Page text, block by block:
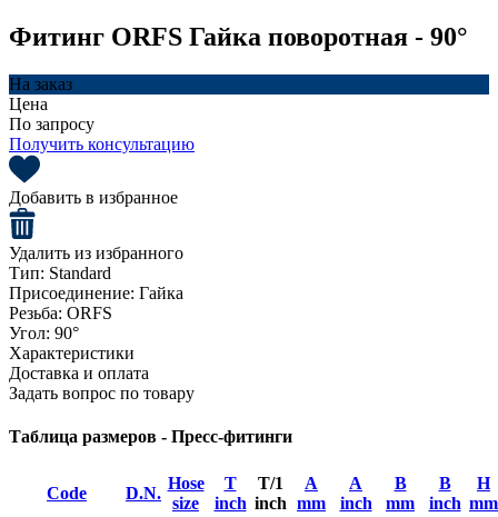
Фитинг ORFS Гайка поворотная - 90°
На заказ
Цена
По запросу
Получить консультацию
Добавить в избранное
Удалить из избранного
Тип: Standard
Присоединение: Гайка
Резьба: ORFS
Угол: 90°
Характеристики
Доставка и оплата
Задать вопрос по товару
Таблица размеров - Пресс-фитинги
Code D.N.
Hose
size
T
inch
T/1
inch
A
mm
A
inch
B
mm
B
inch
H
mm